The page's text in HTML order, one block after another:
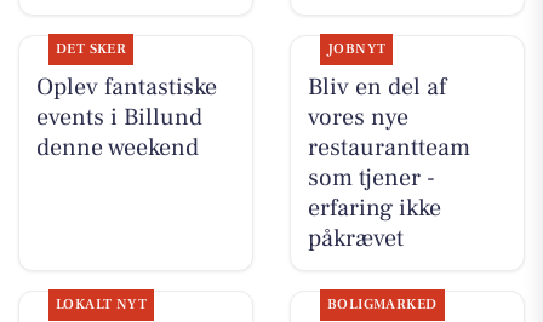
DET SKER
Oplev fantastiske
events i Billund
denne weekend
JOBNYT
Bliv en del af
vores nye
restaurantteam
som tjener -
erfaring ikke
påkrævet
LOKALT NYT BOLIGMARKED